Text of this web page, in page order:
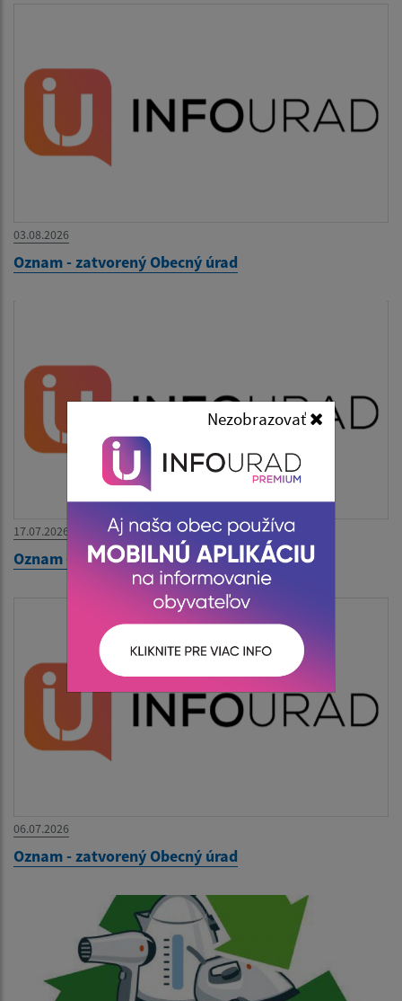
Nezobrazovať
03.08.2026
Oznam - zatvorený Obecný úrad
17.07.2026
Oznam - zatvorený Obecný úrad
06.07.2026
Oznam - zatvorený Obecný úrad